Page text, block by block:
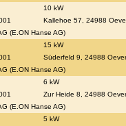
10 kW
Kallehoe 57, 24988
(E.ON Hanse AG)
15 kW
Süderfeld 9, 24988
(E.ON Hanse AG)
6 kW
Zur Heide 8, 24988
(E.ON Hanse AG)
5 kW